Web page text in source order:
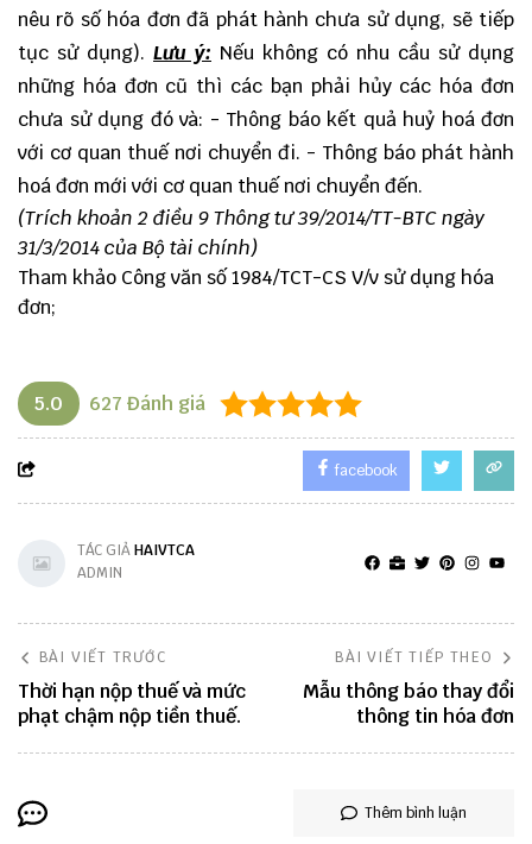
nêu rõ số hóa đơn đã phát hành chưa sử dụng, sẽ tiếp
tục sử dụng). Lưu ý: Nếu không có nhu cầu sử dụng
những hóa đơn cũ thì các bạn phải hủy các hóa đơn
chưa sử dụng đó và: - Thông báo kết quả huỷ hoá đơn
với cơ quan thuế nơi chuyển đi. - Thông báo phát hành
hoá đơn mới với cơ quan thuế nơi chuyển đến.
(Trích khoản 2 điều 9Thông tư 39/2014/TT-BTCngày
31/3/2014 của Bộ tài chính)
Tham khảo Công văn số 1984/TCT-CS V/v sử dụng hóa
đơn;
5.0 627 Đánh giá
facebook
TÁC GIẢHAIVTCA
ADMIN
BÀI VIẾT TRƯỚC
Thời hạn nộp thuế và mức
phạt chậm nộp tiền thuế.
BÀI VIẾT TIẾP THEO
Mẫu thông báo thay đổi
thông tin hóa đơn
Thêm bình luận